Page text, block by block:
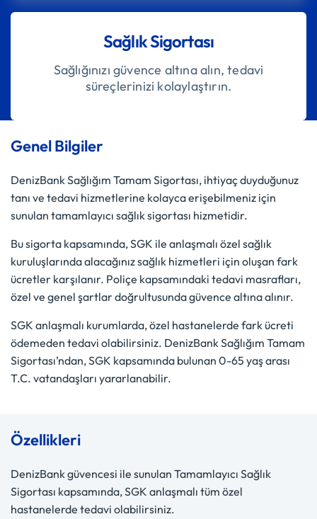
Sağlık Sigortası
Sağlığınızı güvence altına alın, tedavi
süreçlerinizi kolaylaştırın.
Genel Bilgiler
DenizBank Sağlığım Tamam Sigortası, ihtiyaç duyduğunuz
tanı ve tedavi hizmetlerine kolayca erişebilmeniz için
sunulan tamamlayıcı sağlık sigortası hizmetidir.
Bu sigorta kapsamında, SGK ile anlaşmalı özel sağlık
kuruluşlarında alacağınız sağlık hizmetleri için oluşan fark
ücretler karşılanır. Poliçe kapsamındaki tedavi masrafları,
özel ve genel şartlar doğrultusunda güvence altına alınır.
SGK anlaşmalı kurumlarda, özel hastanelerde fark ücreti
ödemeden tedavi olabilirsiniz. DenizBank Sağlığım Tamam
Sigortası’ndan, SGK kapsamında bulunan 0-65 yaş arası
T.C. vatandaşları yararlanabilir.
Özellikleri
DenizBank güvencesi ile sunulan Tamamlayıcı Sağlık
Sigortası kapsamında, SGK anlaşmalı tüm özel
hastanelerde tedavi olabilirsiniz.